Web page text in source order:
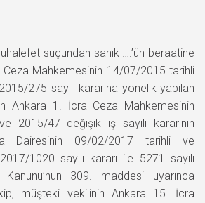
suçundan sanık ….’ün beraatine
Mahkemesinin 14/07/2015 tarihli
275 sayılı kararına yönelik yapılan
Ankara 1. İcra Ceza Mahkemesinin
2015/47 değişik iş sayılı kararının
Dairesinin 09/02/2017 tarihli ve
1020 sayılı kararı ile 5271 sayılı
309. maddesi uyarınca
müşteki vekilinin Ankara 15. İcra